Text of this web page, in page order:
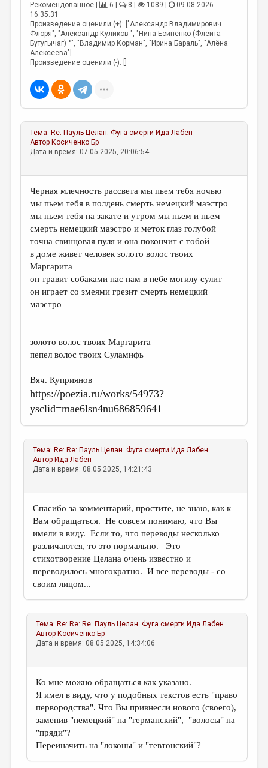
Рекомендованное |
6 | 8 | 1089 |
09.08.2026.
16:35:31
Произведение оценили (+): ["Александр Владимирович
Флоря", "Александр Куликов ", "Нина Есипенко (Флейта
Бутугычаг) °", "Владимир Корман", "Ирина Бараль", "Алёна
Алексеева"]
Произведение оценили (-): []
Тема: Re: Пауль Целан. Фуга смерти Ида Лабен
Автор Косиченко Бр
Дата и время: 07.05.2025, 20:06:54
Черная млечность рассвета мы пьем тебя ночью
мы пьем тебя в полдень смерть немецкий маэстро
мы пьем тебя на закате и утром мы пьем и пьем
cмерть немецкий маэстро и меток глаз голубой
точна свинцовая пуля и она покончит с тобой
в доме живет человек золото волос твоих
Маргарита
он травит собаками нас нам в небе могилу сулит
он играет со змеями грезит смерть немецкий
маэстро
золото волос твоих Маргарита
пепел волос твоих Суламифь
Вяч. Куприянов
https://poezia.ru/works/54973?
ysclid=mae6lsn4nu686859641
Тема: Re: Re: Пауль Целан. Фуга смерти Ида Лабен
Автор Ида Лабен
Дата и время: 08.05.2025, 14:21:43
Спасибо за комментарий, простите, не знаю, как к
Вам обращаться. Не совсем понимаю, что Вы
имели в виду. Если то, что переводы несколько
различаются, то это нормально. Это
стихотворение Целана очень известно и
переводилось многократно. И все переводы - со
своим лицом...
Тема: Re: Re: Re: Пауль Целан. Фуга смерти Ида Лабен
Автор Косиченко Бр
Дата и время: 08.05.2025, 14:34:06
Ко мне можно обращаться как указано.
Я имел в виду, что у подобных текстов есть "право
первородства". Что Вы привнесли нового (своего),
заменив "немецкий" на "германский", "волосы" на
"пряди"?
Переиначить на "локоны" и "тевтонский"?